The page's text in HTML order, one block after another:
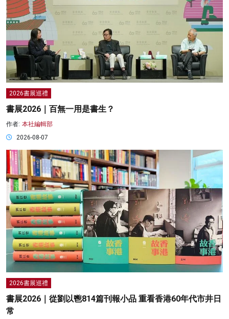
2026書展巡禮
書展2026｜百無一用是書生？
作者: 本社編輯部
2026-08-07
2026書展巡禮
書展2026｜從劉以鬯814篇刊報小品 重看香港60年代市井日
常